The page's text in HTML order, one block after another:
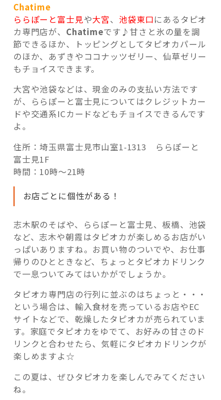
Chatime
ららぽーと富士見や大宮、 池袋東口にあるタピオ
カ専門店が、 Chatimeです♪甘さと氷の量を調
節できるほか、トッピングとしてタピオカパール
のほか、あずきやココナッツゼリー、仙草ゼリー
もチョイスできます。
大宮や池袋などは、現金のみの支払い方法です
が、ららぽーと富士見についてはクレジットカー
ドや交通系ICカードなどもチョイスできるんです
よ。
住所：埼玉県富士見市山室1-1313 ららぽーと
富士見1F
時間：10時～21時
お店ごとに個性がある！
志木駅のそばや、ららぽーと富士見、板橋、池袋
など、志木や朝霞はタピオカが楽しめるお店がい
っぱいありますね。お買い物のついでや、お仕事
帰りのひとときなど、ちょっとタピオカドリンク
で一息ついてみてはいかがでしょうか。
タピオカ専門店の行列に並ぶのはちょっと・・・
という場合は、輸入食材を売っているお店やEC
サイトなどで、乾燥したタピオカが売られていま
す。家庭でタピオカをゆでて、お好みの甘さのド
リンクと合わせたら、気軽にタピオカドリンクが
楽しめますよ☆
この夏は、ぜひタピオカを楽しんでみてください
ね。